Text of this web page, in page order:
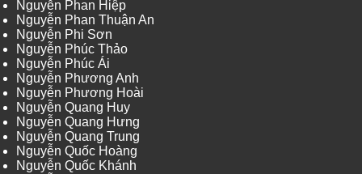
Nguyễn Phan Hiệp
Nguyễn Phan Thuận An
Nguyễn Phi Sơn
Nguyễn Phúc Thảo
Nguyễn Phúc Ái
Nguyễn Phương Anh
Nguyễn Phương Hoài
Nguyễn Quang Huy
Nguyễn Quang Hưng
Nguyễn Quang Trung
Nguyễn Quốc Hoàng
Nguyễn Quốc Khánh